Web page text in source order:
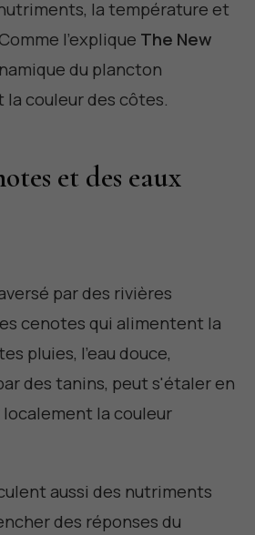
la température et
l'explique The New
du plancton
couleur des côtes.
et des eaux
par des rivières
cenotes qui alimentent la
pluies, l'eau douce,
des tanins, peut s'étaler en
la couleur
aussi des nutriments
des réponses du